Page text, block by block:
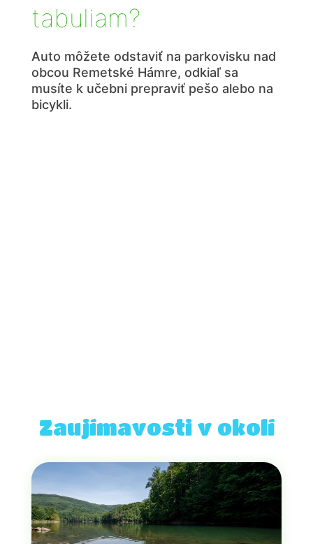
tabuliam?
Auto môžete odstaviť na parkovisku nad
obcou Remetské Hámre, odkiaľ sa
musíte k učebni prepraviť pešo alebo na
bicykli.
Zaujímavosti v okolí